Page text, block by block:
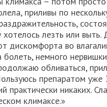
приливы по
хотелось лезть или выть.
дискомфорта во
болеть, немного
обливаться,
препаратом уже
практически никаких.
климаксе.»